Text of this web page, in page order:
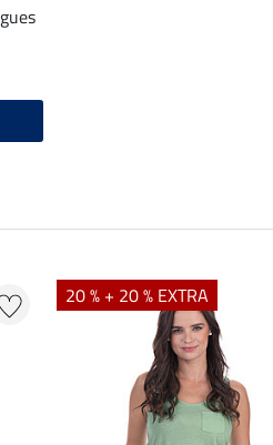
20 % + 20 % EXTRA